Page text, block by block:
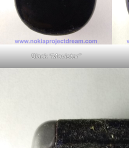
Black “Movistar”